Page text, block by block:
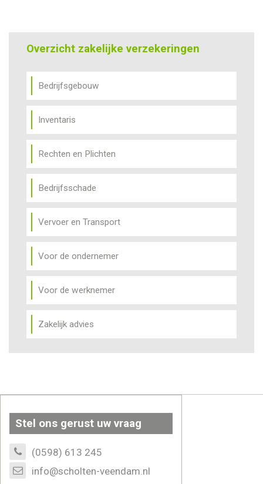
Overzicht zakelijke verzekeringen
Bedrijfsgebouw
Inventaris
Rechten en Plichten
Bedrijfsschade
Vervoer en Transport
Voor de ondernemer
Voor de werknemer
Zakelijk advies
Stel ons gerust uw vraag
(0598) 613 245
info@scholten-veendam.nl